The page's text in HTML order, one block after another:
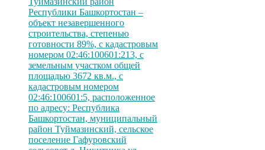
Республики Башкортостан –
объект незавершенного
строительства, степенью
готовности 89%, с кадастровым
номером 02:46:100601:213, с
земельным участком общей
площадью 3672 кв.м., с
кадастровым номером
02:46:100601:5, расположенное
по адресу: Республика
Башкортостан, муниципальный
район Туймазинский, сельское
поселение Гафуровский